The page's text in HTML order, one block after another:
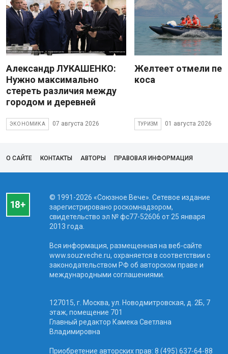
Александр ЛУКАШЕНКО:
Нужно максимально
стереть различия между
городом и деревней
ЭКОНОМИКА 07 августа 2026
Желтеет отмели
коса
ТУРИЗМ 01 августа 2026
О САЙТЕ КОНТАКТЫ АВТОРЫ ПРАВОВАЯ ИНФОРМАЦИЯ
© 1991-2026 «Союзное Вече». Сетевое издание
зарегистрировано роскомнадзором,
свидетельство эл № фc77-52606 от 25 января
2013 года.
Вся информация, размещенная на веб-сайте
www.souzveche.ru, охраняется в соответствии с
законодательством РФ об авторском праве и
международными соглашениями.
127015, г. Москва, ул. Новодмитровская, д. 2Б, 7
этаж, помещение 701
Главный редактор Камека Светлана
Владимировна
Приобретение авторских прав: 8 (495) 637-64-88